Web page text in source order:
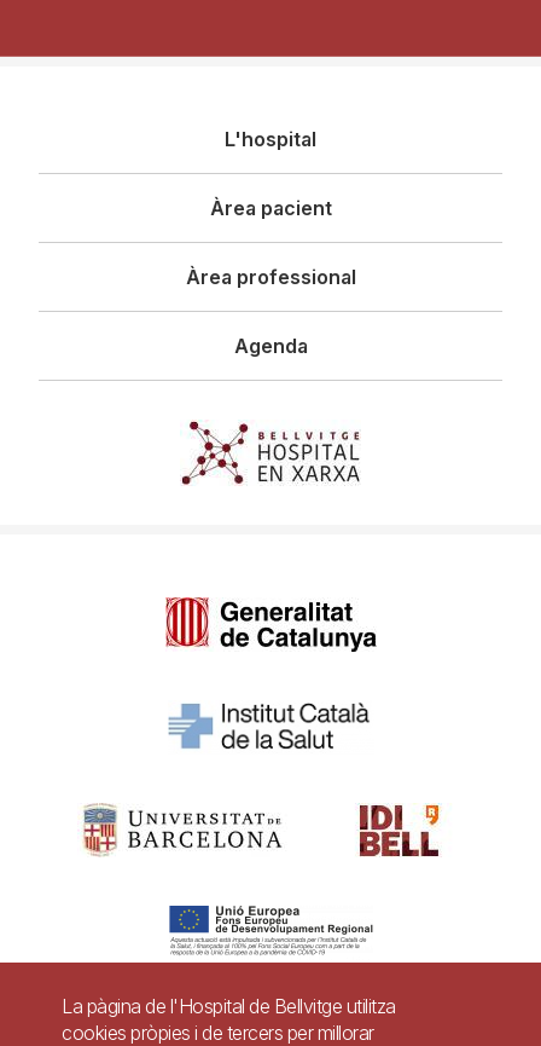
principal
L'hospital
Àrea pacient
Àrea professional
Agenda
La pàgina de l'Hospital de Bellvitge utilitza
cookies pròpies i de tercers per millorar